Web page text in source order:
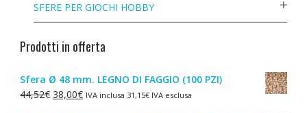
SFERE PER GIOCHI HOBBY
Prodotti in offerta
Sfera Ø 48 mm. LEGNO DI FAGGIO (100 PZI)
44,52€ Il
38,00€IlIVA inclusa 31,15€IVA esclusa